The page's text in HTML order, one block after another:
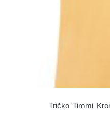
Tričko 'Timmi'